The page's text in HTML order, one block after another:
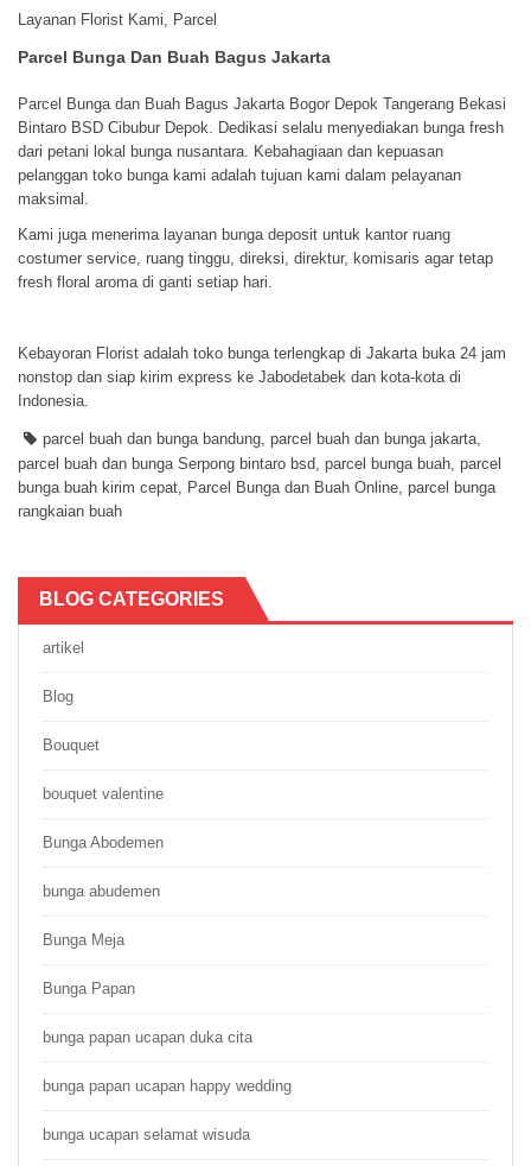
Layanan Florist Kami
Parcel
Parcel Bunga Dan Buah Bagus Jakarta
Parcel Bunga dan Buah Bagus Jakarta Bogor Depok Tangerang Bekasi
Bintaro BSD Cibubur Depok. Dedikasi selalu menyediakan bunga fresh
dari petani lokal bunga nusantara. Kebahagiaan dan kepuasan
pelanggan toko bunga kami adalah tujuan kami dalam pelayanan
maksimal.
Kami juga menerima layanan bunga deposit untuk kantor ruang
costumer service, ruang tinggu, direksi, direktur, komisaris agar tetap
fresh floral aroma di ganti setiap hari.
Kebayoran Florist adalah toko bunga terlengkap di Jakarta buka 24 jam
nonstop dan siap kirim express ke Jabodetabek dan kota-kota di
Indonesia.
parcel buah dan bunga bandung parcel buah dan bunga jakarta
parcel buah dan bunga Serpong bintaro bsd parcel bunga buah parcel
bunga buah kirim cepat Parcel Bunga dan Buah Online parcel bunga
rangkaian buah
BLOG CATEGORIES
artikel
Blog
Bouquet
bouquet valentine
Bunga Abodemen
bunga abudemen
Bunga Meja
Bunga Papan
bunga papan ucapan duka cita
bunga papan ucapan happy wedding
bunga ucapan selamat wisuda